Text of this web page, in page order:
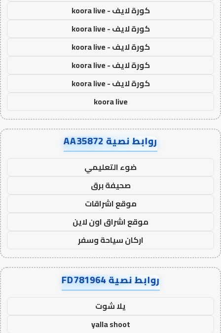
كورة لايف - koora live
كورة لايف - koora live
كورة لايف - koora live
كورة لايف - koora live
كورة لايف - koora live
koora live
روابط نصية AA35872
ضوء التعليمي
صحيفة برق
موقع اشراقات
موقع اشراق اون لاين
اركان سياحة وسفر
روابط نصية FD781964
يلا شوت
yalla shoot